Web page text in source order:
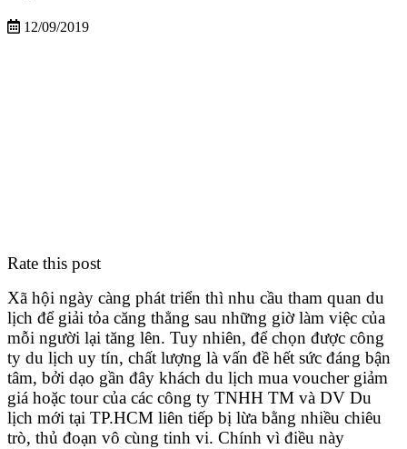
12/09/2019
Rate this post
Xã hội ngày càng phát triển thì nhu cầu tham quan du
lịch để giải tỏa căng thẳng sau những giờ làm việc của
mỗi người lại tăng lên. Tuy nhiên, để chọn được công
ty du lịch uy tín, chất lượng là vấn đề hết sức đáng bận
tâm, bởi dạo gần đây khách du lịch mua voucher giảm
giá hoặc tour của các công ty TNHH TM và DV Du
lịch mới tại TP.HCM liên tiếp bị lừa bằng nhiều chiêu
trò, thủ đoạn vô cùng tinh vi. Chính vì điều này